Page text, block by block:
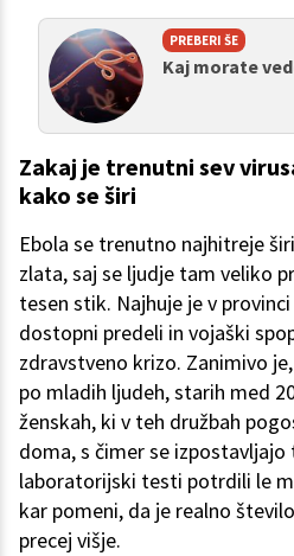
PREBERI ŠE
Kaj morate
Zakaj je trenutni sev
kako se širi
Ebola se trenutno najhitreje
zlata, saj se ljudje tam veliko
tesen stik. Najhuje je v
dostopni predeli in vojaški
zdravstveno krizo. Zanimivo
po mladih ljudeh, starih med
ženskah, ki v teh družbah
doma, s čimer se izpostavljajo
laboratorijski testi potrdili le
kar pomeni, da je realno
precej višje.